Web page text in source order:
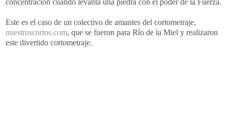
Este es el caso de un colectivo de amantes del cortometraje,
nuestroscortos.com, que se fueron para Río de la Miel y realizaron
este divertido cortometraje.